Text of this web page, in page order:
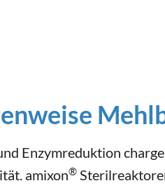
Enzymreduktion
amixon®